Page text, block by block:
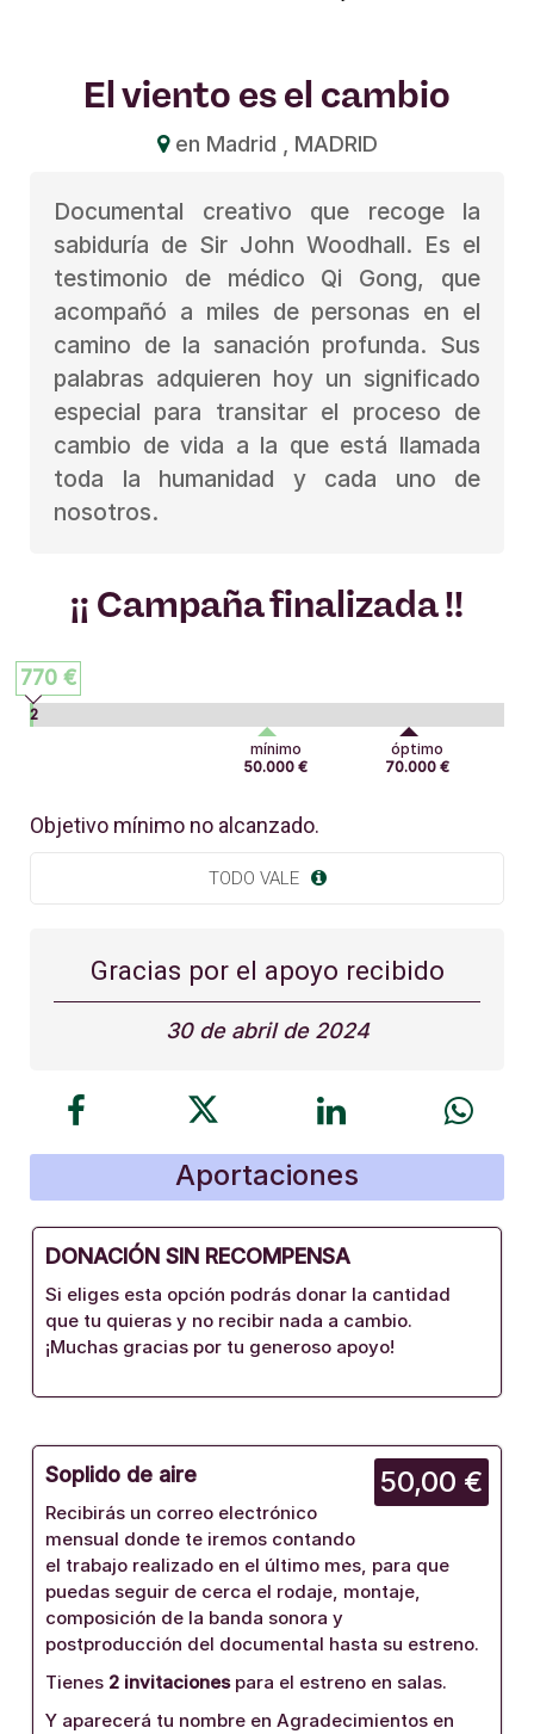
El viento es el cambio
en Madrid , MADRID
Documental creativo que recoge la
sabiduría de Sir John Woodhall. Es el
testimonio de médico Qi Gong, que
acompañó a miles de personas en el
camino de la sanación profunda. Sus
palabras adquieren hoy un significado
especial para transitar el proceso de
cambio de vida a la que está llamada
toda la humanidad y cada uno de
nosotros.
¡¡ Campaña finalizada !!
770 €
2
mínimo
50.000 €
óptimo
70.000 €
Objetivo mínimo no alcanzado.
TODO VALE
Gracias por el apoyo recibido
30 de abril de 2024
Aportaciones
DONACIÓN SIN RECOMPENSA
Si eliges esta opción podrás donar la cantidad
que tu quieras y no recibir nada a cambio.
¡Muchas gracias por tu generoso apoyo!
50,00 €
Soplido de aire
Recibirás un correo electrónico
mensual donde te iremos contando
el trabajo realizado en el último mes, para que
puedas seguir de cerca el rodaje, montaje,
composición de la banda sonora y
postproducción del documental hasta su estreno.
Tienes 2 invitacionespara el estreno en salas.
Y aparecerá tu nombre en Agradecimientos en